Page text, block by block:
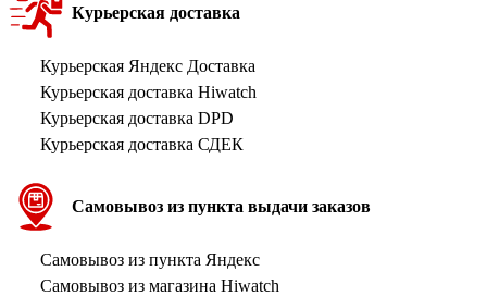
Курьерская доставка
Курьерская Яндекс Доставка
Курьерская доставка Hiwatch
Курьерская доставка DPD
Курьерская доставка СДЕК
Самовывоз из пункта выдачи заказов
Самовывоз из пункта Яндекс
Самовывоз из магазина Hiwatch